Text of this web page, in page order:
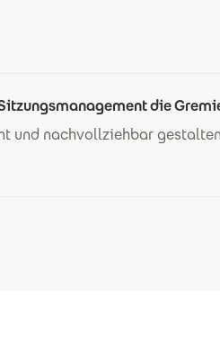
die
und nachvollziehbar